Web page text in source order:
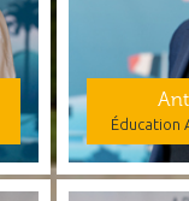
Éducation